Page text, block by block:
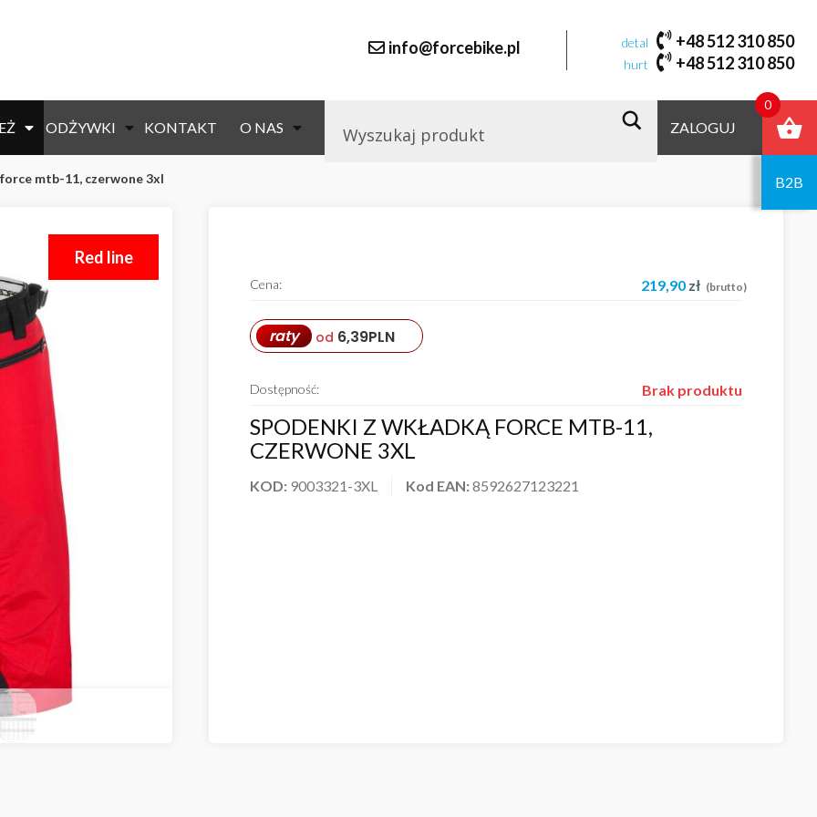
info@forcebike.pl detal +48 512 310 850
hurt +48 512 310 850
ODŻYWKI KONTAKT O NAS ZALOGUJ
B2B
mtb-11, czerwone 3xl
Red line
SPODENKI Z WKŁADKĄ FORCE MTB-11,
CZERWONE 3XL
KOD: 9003321-3XL Kod EAN:8592627123221
Cena: 219,90 zł (brutto)
raty od 6,39PLN
Dostępność: Brak produktu
0